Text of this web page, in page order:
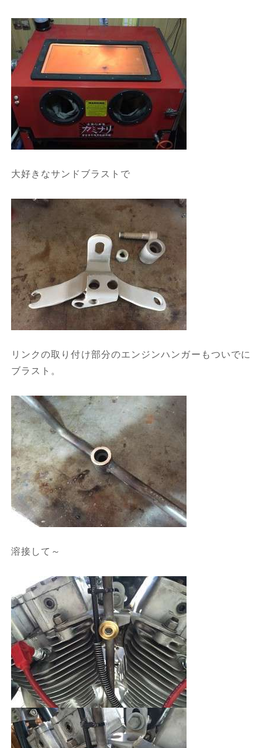
大好きなサンドブラストで
リンクの取り付け部分のエンジンハンガーもついでに
ブラスト。
溶接して～